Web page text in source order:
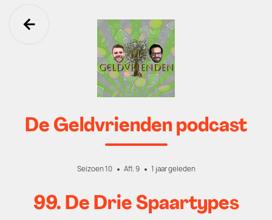
Ga terug
De Geldvrienden podcast
Seizoen 10 Afl. 9 1 jaar geleden
99. De Drie Spaartypes